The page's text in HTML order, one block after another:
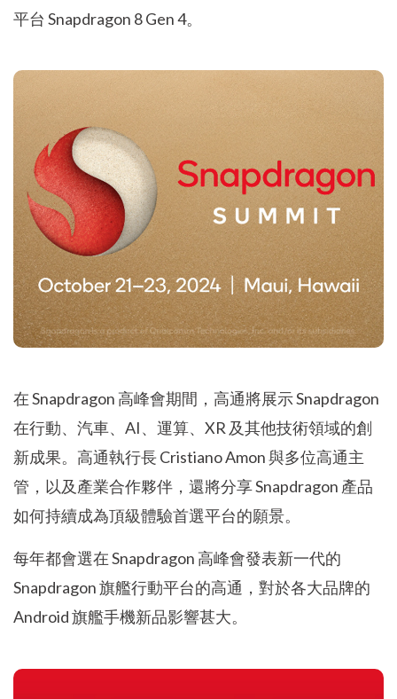
平台 Snapdragon 8 Gen 4。
在 Snapdragon 高峰會期間，高通將展示 Snapdragon
在行動、汽車、AI、運算、XR 及其他技術領域的創
新成果。高通執行長 Cristiano Amon 與多位高通主
管，以及產業合作夥伴，還將分享 Snapdragon 產品
如何持續成為頂級體驗首選平台的願景。
每年都會選在 Snapdragon 高峰會發表新一代的
Snapdragon 旗艦行動平台的高通，對於各大品牌的
Android 旗艦手機新品影響甚大。